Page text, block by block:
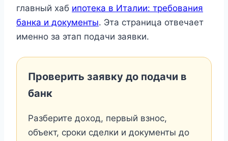
главный хаб ипотека в Италии: требования
банка и документы. Эта страница отвечает
именно за этап подачи заявки.
Проверить заявку до подачи в
банк
Разберите доход, первый взнос,
объект, сроки сделки и документы до